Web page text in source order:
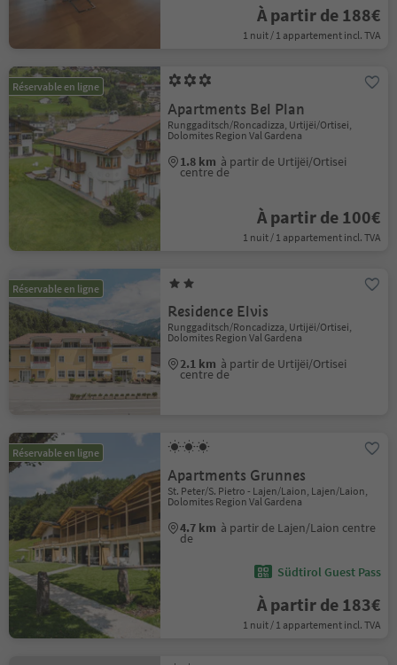
À partir de 188€
1 nuit / 1 appartement incl. TVA
Réservable en ligne
Apartments Bel Plan
Runggaditsch/Roncadizza, Urtijëi/Ortisei,
Dolomites Region Val Gardena
1.8 km à partir de Urtijëi/Ortisei
centre de
À partir de 100€
1 nuit / 1 appartement incl. TVA
Réservable en ligne
Residence Elvis
Runggaditsch/Roncadizza, Urtijëi/Ortisei,
Dolomites Region Val Gardena
2.1 km à partir de Urtijëi/Ortisei
centre de
Réservable en ligne
Apartments Grunnes
St. Peter/S. Pietro - Lajen/Laion, Lajen/Laion,
Dolomites Region Val Gardena
4.7 km à partir de Lajen/Laion centre
de
Südtirol Guest Pass
À partir de 183€
1 nuit / 1 appartement incl. TVA